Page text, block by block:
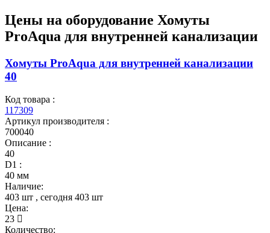
Цены на оборудование Хомуты
ProAqua для внутренней канализации
Хомуты ProAqua для внутренней канализации
40
Код товара :
117309
Артикул производителя :
700040
Описание :
40
D1 :
40 мм
Наличие:
403 шт , сегодня 403 шт
Цена:
23
Количество: